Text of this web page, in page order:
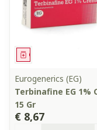
Geneesmiddel
Eurogenerics (EG)
Terbinafine EG 1%
15 Gr
€ 8,67